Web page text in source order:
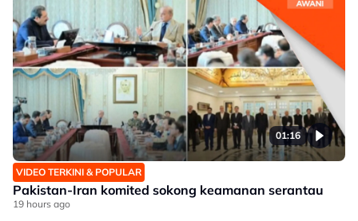
01:16
VIDEO TERKINI & POPULAR
Pakistan-Iran komited sokong keamanan serantau
19 hours ago